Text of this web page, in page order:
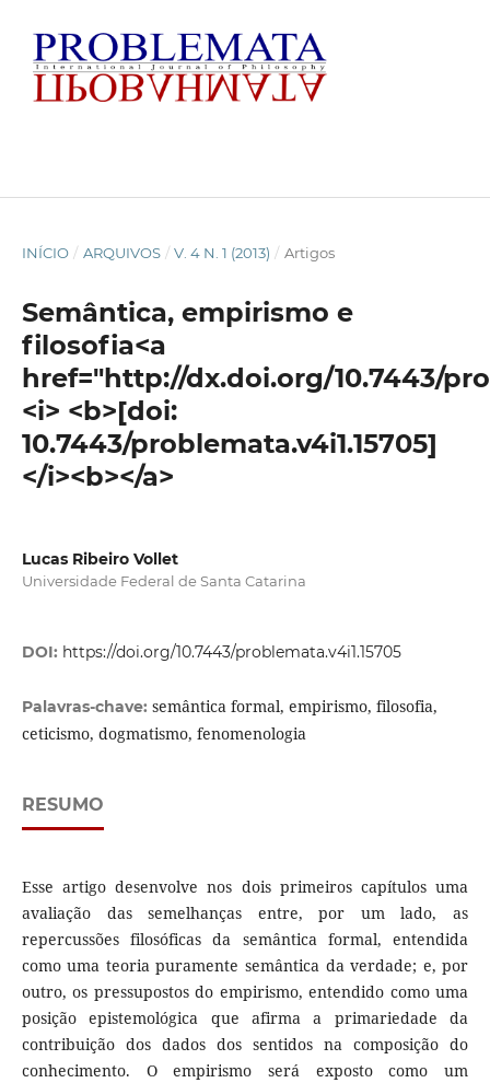
INÍCIO / ARQUIVOS / V. 4 N. 1 (2013) / Artigos
Semântica, empirismo e
filosofia<a
href="http://dx.doi.org/10.7443/
<i> <b>[doi:
10.7443/problemata.v4i1.15705]
</i><b></a>
Lucas Ribeiro Vollet
Universidade Federal de Santa Catarina
DOI: https://doi.org/10.7443/problemata.v4i1.15705
Palavras-chave: semântica formal, empirismo, filosofia,
ceticismo, dogmatismo, fenomenologia
RESUMO
Esse artigo desenvolve nos dois primeiros capítulos uma
avaliação das semelhanças entre, por um lado, as
repercussões filosóficas da semântica formal, entendida
como uma teoria puramente semântica da verdade; e, por
outro, os pressupostos do empirismo, entendido como uma
posição epistemológica que afirma a primariedade da
contribuição dos dados dos sentidos na composição do
conhecimento. O empirismo será exposto como um